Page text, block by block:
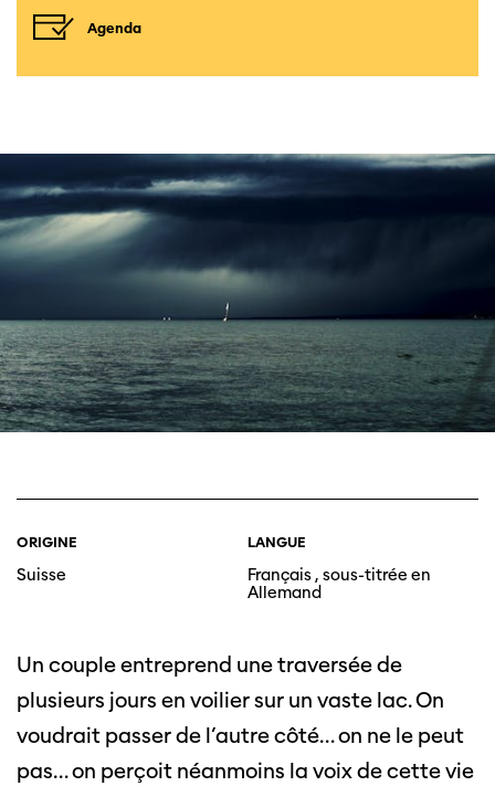
Agenda
ORIGINE
Suisse
LANGUE
Français , sous-titrée en
Allemand
Un couple entreprend une traversée de
plusieurs jours en voilier sur un vaste lac. On
voudrait passer de l’autre côté… on ne le peut
pas… on perçoit néanmoins la voix de cette vie